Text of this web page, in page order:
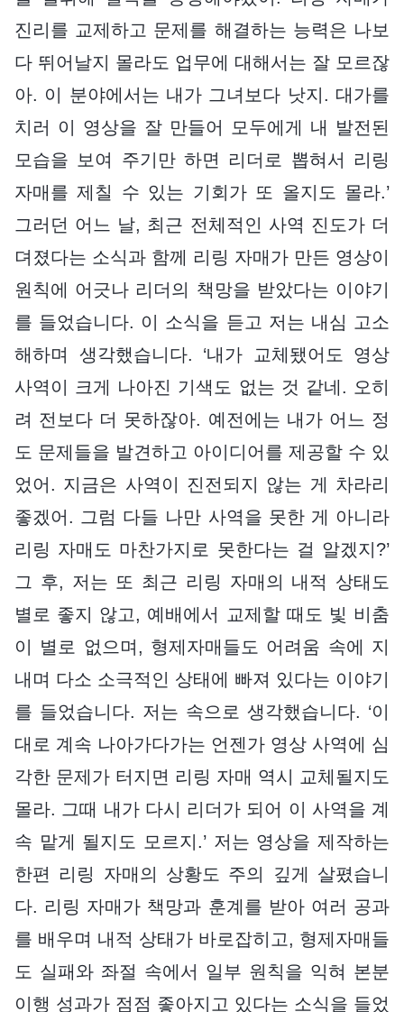
진리를 교제하고 문제를 해결하는 능력은 나보
다 뛰어날지 몰라도 업무에 대해서는 잘 모르잖
아. 이 분야에서는 내가 그녀보다 낫지. 대가를
치러 이 영상을 잘 만들어 모두에게 내 발전된
모습을 보여 주기만 하면 리더로 뽑혀서 리링
자매를 제칠 수 있는 기회가 또 올지도 몰라.’
그러던 어느 날, 최근 전체적인 사역 진도가 더
뎌졌다는 소식과 함께 리링 자매가 만든 영상이
원칙에 어긋나 리더의 책망을 받았다는 이야기
를 들었습니다. 이 소식을 듣고 저는 내심 고소
해하며 생각했습니다. ‘내가 교체됐어도 영상
사역이 크게 나아진 기색도 없는 것 같네. 오히
려 전보다 더 못하잖아. 예전에는 내가 어느 정
도 문제들을 발견하고 아이디어를 제공할 수 있
었어. 지금은 사역이 진전되지 않는 게 차라리
좋겠어. 그럼 다들 나만 사역을 못한 게 아니라
리링 자매도 마찬가지로 못한다는 걸 알겠지?’
그 후, 저는 또 최근 리링 자매의 내적 상태도
별로 좋지 않고, 예배에서 교제할 때도 빛 비춤
이 별로 없으며, 형제자매들도 어려움 속에 지
내며 다소 소극적인 상태에 빠져 있다는 이야기
를 들었습니다. 저는 속으로 생각했습니다. ‘이
대로 계속 나아가다가는 언젠가 영상 사역에 심
각한 문제가 터지면 리링 자매 역시 교체될지도
몰라. 그때 내가 다시 리더가 되어 이 사역을 계
속 맡게 될지도 모르지.’ 저는 영상을 제작하는
한편 리링 자매의 상황도 주의 깊게 살폈습니
다. 리링 자매가 책망과 훈계를 받아 여러 공과
를 배우며 내적 상태가 바로잡히고, 형제자매들
도 실패와 좌절 속에서 일부 원칙을 익혀 본분
이행 성과가 점점 좋아지고 있다는 소식을 들었